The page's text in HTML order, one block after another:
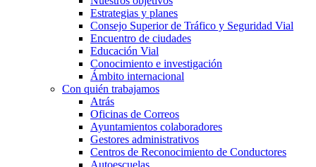
Estrategias y planes
Consejo Superior de Tráfico y Seguridad Vial
Encuentro de ciudades
Educación Vial
Conocimiento e investigación
Ámbito internacional
Con quién trabajamos
Atrás
Oficinas de Correos
Ayuntamientos colaboradores
Gestores administrativos
Centros de Reconocimiento de Conductores